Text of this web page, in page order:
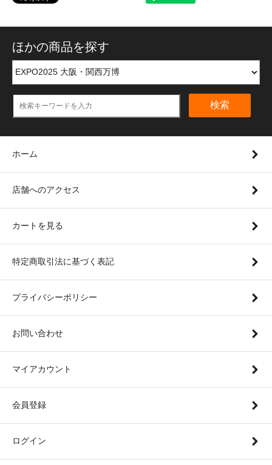
ほかの商品を探す
検索
ホーム
店舗へのアクセス
カートを見る
特定商取引法に基づく表記
プライバシーポリシー
お問い合わせ
マイアカウント
会員登録
ログイン